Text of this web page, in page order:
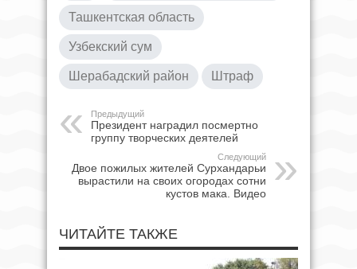
Ташкентская область
Узбекский сум
Шерабадский район Штраф
Предыдущий
Президент наградил посмертно
группу творческих деятелей
Следующий
Двое пожилых жителей Сурхандарьи
вырастили на своих огородах сотни
кустов мака. Видео
ЧИТАЙТЕ ТАКЖЕ